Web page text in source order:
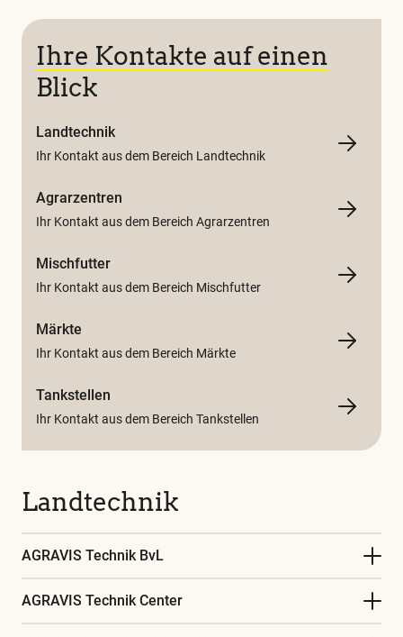
alle
weiteren
wichtigen
finden
Sie
unserem
Ihre Kontakte auf einen
Blick
Landtechnik
Ihr Kontakt aus dem Bereich Landtechnik
Agrarzentren
Ihr Kontakt aus dem Bereich Agrarzentren
Mischfutter
Ihr Kontakt aus dem Bereich Mischfutter
Märkte
Ihr Kontakt aus dem Bereich Märkte
Tankstellen
Ihr Kontakt aus dem Bereich Tankstellen
Landtechnik
AGRAVIS Technik BvL
AGRAVIS Technik Center